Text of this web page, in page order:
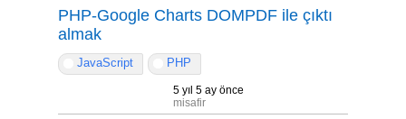
PHP-Google Charts DOMPDF ile çıktı
almak
JavaScript PHP
5 yıl 5 ay önce
misafir